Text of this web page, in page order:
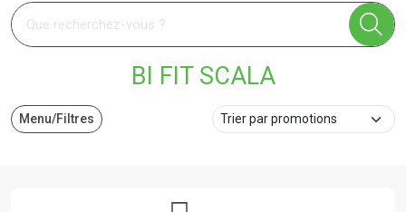
BI FIT SCALA
Menu/Filtres